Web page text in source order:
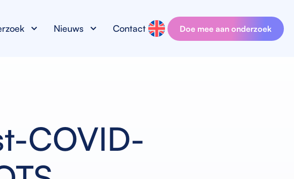
Nieuws Contact Doe mee aan onderzoek
COVID-